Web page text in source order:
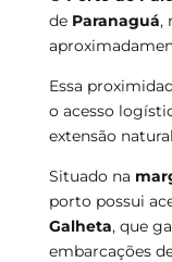
de Paranaguá,
Essa
o acesso
extensão
Situado na
porto possui
Galheta, que
embarcações